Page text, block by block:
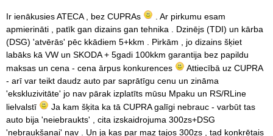
Ir ienākusies ATECA , bez CUPRAs
. Ar pirkumu esam
apmierināti , patīk gan dizains gan tehnika . Dzinējs (TDI) un kārba
(DSG) 'atvērās' pēc kkādiem 5+kkm . Pirkām , jo dizains šķiet
labāks kā VW un SKODA + 5gadi 100kkm garantija bez papildu
maksas un cena - cena ārpus konkurences
Attiecībā uz CUPRA
- arī var teikt daudz auto par saprātīgu cenu un zināma
'ekskluzivitāte' jo nav pārak izplatīts mūsu Mpaku un RS/RLine
lielvalstī
Ja kam šķita ka tā CUPRA galīgi nebrauc - varbūt tas
auto bija 'neiebraukts' , cita izskaidrojuma 300zs+DSG
'nebraukšanai' nav . Un ja kas par maz tajos 300zs , tad konkrētais